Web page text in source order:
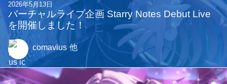
2026年5月13日
バーチャルライブ企画 Starry Notes Debut Live
を開催しました！
comavius 他